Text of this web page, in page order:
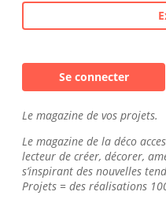
Se connecter
Le magazine de vos projets.
Le magazine de la déco
lecteur de créer, décorer,
s’inspirant des nouvelles
Projets = des réalisations